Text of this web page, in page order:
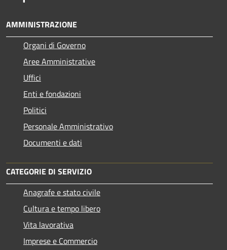
AMMINISTRAZIONE
Organi di Governo
Aree Amministrative
Uffici
Enti e fondazioni
Politici
Personale Amministrativo
Documenti e dati
CATEGORIE DI SERVIZIO
Anagrafe e stato civile
Cultura e tempo libero
Vita lavorativa
Imprese e Commercio